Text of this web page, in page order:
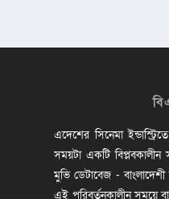
এদেশের সিনেমা
সময়টা একটি
মুভি ডেটাবেজ - বাংলাদেশী
এই পরিবর্তনকালীন সময়ে